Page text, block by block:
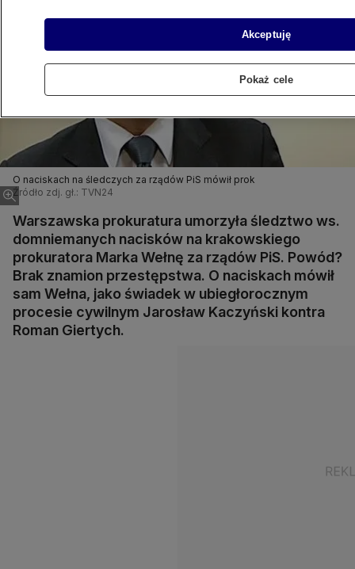
O naciskach na śledczych za rządów PiS mówił prok
Źródło zdj. gł.: TVN24
Warszawska prokuratura umorzyła śledztwo ws.
domniemanych nacisków na krakowskiego
prokuratora Marka Wełnę za rządów PiS. Powód?
Brak znamion przestępstwa. O naciskach mówił
sam Wełna, jako świadek w ubiegłorocznym
procesie cywilnym Jarosław Kaczyński kontra
Roman Giertych.
Akceptuję
Pokaż cele